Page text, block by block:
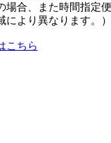
場合、また時間指定
により異なります。）
こちら